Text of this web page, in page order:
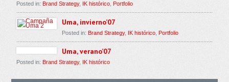
Posted in: Brand Strategy, IK histórico ,Portfolio
Uma, invierno’07
Posted in:Brand Strategy, IK histórico ,Portfolio
Uma, verano’07
Posted in:Brand Strategy, IK histórico